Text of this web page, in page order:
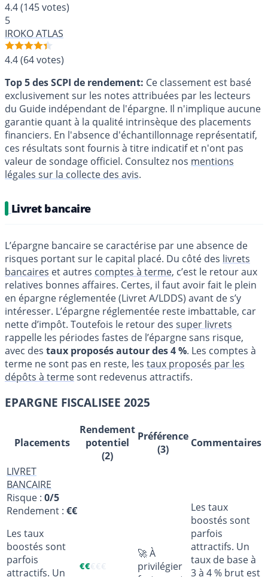
4.4(145 votes)
5
IROKO ATLAS
4.4(64 votes)
Top 5 des SCPI de rendement: Ce classement est basé
exclusivement sur les notes attribuées par les lecteurs
du Guide indépendant de l'épargne. Il n'implique aucune
garantie quant à la qualité intrinsèque des placements
financiers. En l'absence d'échantillonnage représentatif,
ces résultats sont fournis à titre indicatif et n'ont pas
valeur de sondage officiel. Consultez nos mentions
légales sur la collecte des avis.
Livret bancaire
L’épargne bancaire se caractérise par une absence de
risques portant sur le capital placé. Du côté des livrets
bancaires et autres comptes à terme, c’est le retour aux
relatives bonnes affaires. Certes, il faut avoir fait le plein
en épargne réglementée (Livret A/LDDS) avant de s’y
intéresser. L’épargne réglementée reste imbattable, car
nette d’impôt. Toutefois le retour des super livrets
rappelle les périodes fastes de l’épargne sans risque,
avec des taux proposés autour des 4 %. Les comptes à
terme ne sont pas en reste, les taux proposés par les
dépôts à termesont redevenus attractifs.
EPARGNE FISCALISEE 2025
Placements
Rendement
potentiel
(2)
Préférence
(3)
Commentaires
LIVRET
BANCAIRE
Risque : 0/5
Rendement : €€
Les taux
boostés sont
parfois
attractifs. Un
€€€€€
🚀 À
privilégier
Les taux
boostés sont
parfois
attractifs. Un
taux de base à
3 à 4 % brut est